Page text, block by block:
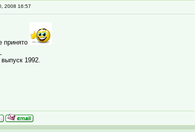
2008 16:57
принято
1992.